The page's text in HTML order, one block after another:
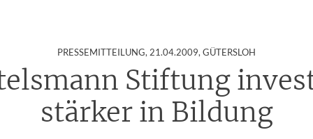
PRESSEMITTEILUNG, 21.04.2009, GÜTERSLOH
Stiftung
stärker in Bildung